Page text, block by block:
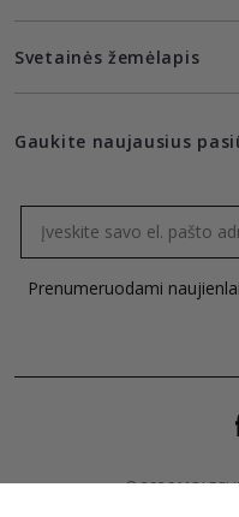
Svetainės žemėlapis
Gaukite naujausius
Prenumeruodami
© 2026